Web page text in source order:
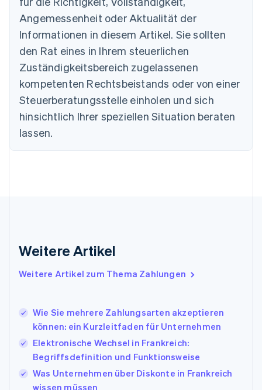
Angemessenheit oder Aktualität der
Informationen in diesem Artikel. Sie sollten
den Rat eines in Ihrem steuerlichen
Zuständigkeitsbereich zugelassenen
kompetenten Rechtsbeistands oder von einer
Steuerberatungsstelle einholen und sich
hinsichtlich Ihrer speziellen Situation beraten
lassen.
Weitere Artikel
Weitere Artikel zum Thema Zahlungen
Wie Sie mehrere Zahlungsarten akzeptieren
können: ein Kurzleitfaden für Unternehmen
Elektronische Wechsel in Frankreich:
Begriffsdefinition und Funktionsweise
Was Unternehmen über Diskonte in Frankreich
wissen müssen
English
Dänemark
English
DeutschEnglish
Estland
English
Festlandchina
简体中文English
Finnland
Frankreich
FrançaisEnglish
English
Italien
Italiano English
EnglishFrançais
Kroatien
EnglishItaliano
Lettland
English
Liechtenstein
Deutsch English